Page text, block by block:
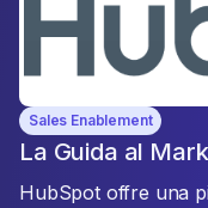
Sales Enablement
La Guida al
HubSpot offre una